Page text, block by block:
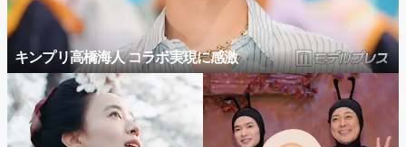
キンプリ高橋海人 コラボ実現に感激